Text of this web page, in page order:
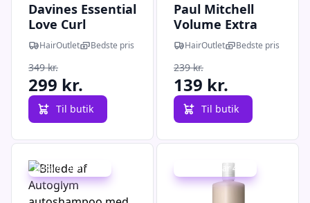
Davines Essential
Love Curl
Shampoo, 500 ml
Refill
HairOutlet Bedste pris
349 kr.
299 kr.
Til butik
Paul Mitchell
Volume Extra
Body Shampoo,
300 ml
HairOutlet Bedste pris
239 kr.
139 kr.
Til butik
Udsalg - spar 18 % Udsalg - spar 44 %